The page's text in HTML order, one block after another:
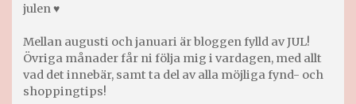
julen ♥
Mellan augusti och januari är bloggen fylld av JUL!
Övriga månader får ni följa mig i vardagen, med allt
vad det innebär, samt ta del av alla möjliga fynd- och
shoppingtips!